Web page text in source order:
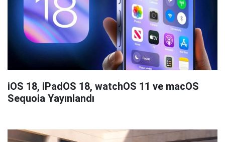
iOS 18, iPadOS 18, watchOS 11 ve macOS
Sequoia Yayınlandı